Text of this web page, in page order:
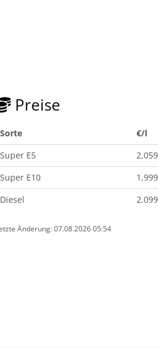
Preise
Sorte
€/l
Super E5
2,059
Super E10
1,999
Diesel
2,099
Änderung: 07.08.2026 05:54